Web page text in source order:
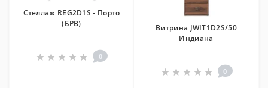
Стеллаж REG2D1S - Порто
(БРВ)
0
Витрина JWIT1D2S/50
Индиана
0